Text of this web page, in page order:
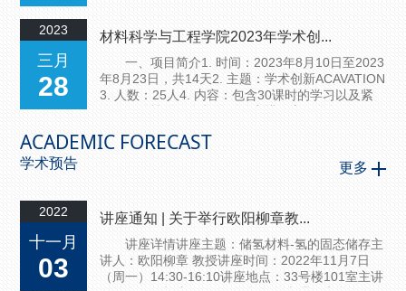
2023
三月
28
材料科学与工程学院2023年学术创...
一、项目简介1. 时间：2023年8月10日至2023
年8月23日，共14天2. 主题：学术创新ACAVATION
3. 人数：25人4. 内容：包含30课时的学习以及紧
实践交流：牛津大学院系、帝国理工大学、剑桥大
学参访，英国高校硕博申请讲座，文化交流及体育
活动等。行程表附后。5. 地点：主要在牛津，部分
费用 18,9...
ACADEMIC FORECAST
更多
学术预告
2022
十一月
03
讲座通知 | 关于举行欧阳柳章教...
讲座详情讲座主题：储氢材料-氢的固态储存主
讲人：欧阳柳章 教授讲座时间：2022年11月7日
（周一）14:30-16:10讲座地点：33号楼101室主讲